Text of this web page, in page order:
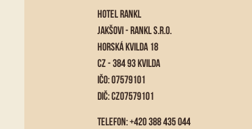
HOTEL RANKL
JAKŠOVI - RANKL S.R.O.
HORSKÁ KVILDA 18
CZ - 384 93 KVILDA
IČO: 07579101
DIČ: CZ07579101
TELEFON: +420 388 435 044